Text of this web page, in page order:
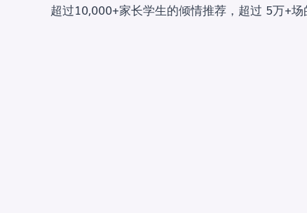
超过10,000+家长学生的倾情推荐，超过 5万+